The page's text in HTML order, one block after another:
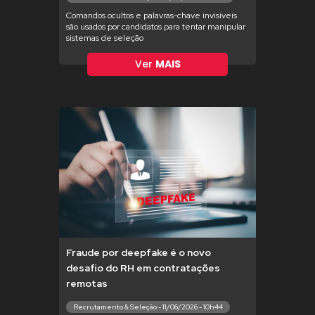
Comandos ocultos e palavras-chave invisíveis
são usados por candidatos para tentar manipular
sistemas de seleção
Ver MAIS
Fraude por deepfake é o novo
desafio do RH em contratações
remotas
Recrutamento & Seleção - 11/06/2026 - 10h44